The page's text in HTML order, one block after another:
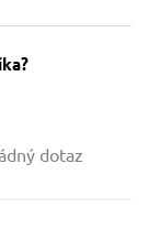
dotaz